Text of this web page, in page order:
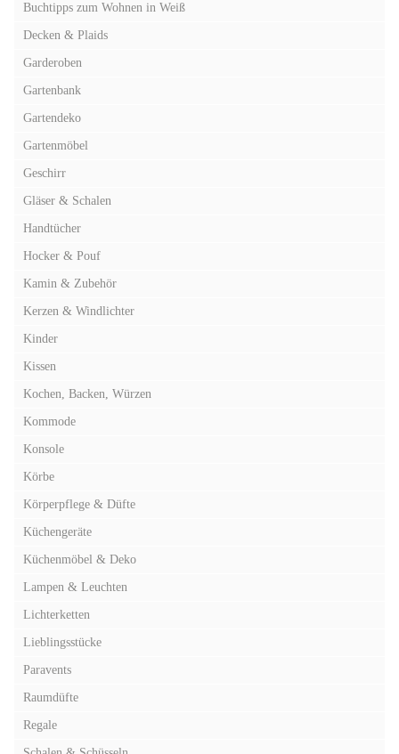
Buchtipps zum Wohnen in Weiß
Decken & Plaids
Garderoben
Gartenbank
Gartendeko
Gartenmöbel
Geschirr
Gläser & Schalen
Handtücher
Hocker & Pouf
Kamin & Zubehör
Kerzen & Windlichter
Kinder
Kissen
Kochen, Backen, Würzen
Kommode
Konsole
Körbe
Körperpflege & Düfte
Küchengeräte
Küchenmöbel & Deko
Lampen & Leuchten
Lichterketten
Lieblingsstücke
Paravents
Raumdüfte
Regale